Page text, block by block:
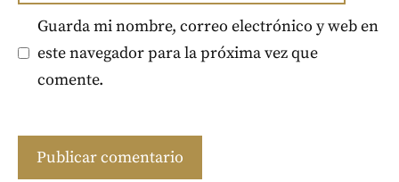
Guarda mi nombre, correo electrónico y web en
este navegador para la próxima vez que
comente.